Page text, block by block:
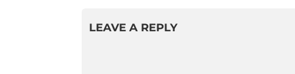
LEAVE A REPLY